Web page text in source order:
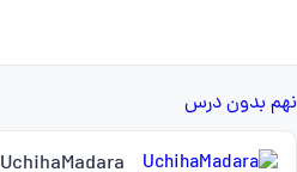
نهم بدون درس
UchihaMadara